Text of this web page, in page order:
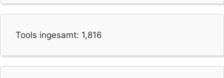
Tools ingesamt: 1,816